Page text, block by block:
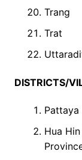
Trang
Trat
DISTRICTS/
Hua